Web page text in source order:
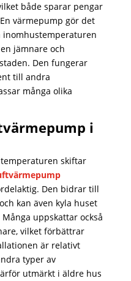
både sparar pengar
värmepump gör det
jämnare och
Den fungerar
till andra
många olika
i
skiftar
Den bidrar till
kan även kyla huset
uppskattar också
vilket förbättrar
är relativt
typer av
utmärkt i äldre hus